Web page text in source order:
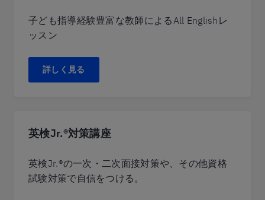
子ども指導経験豊富な教師によるAll Englishレ
ッスン
詳しく見る
英検Jr.®対策講座
英検Jr.®の一次・二次面接対策や、その他資格
試験対策で自信をつける。